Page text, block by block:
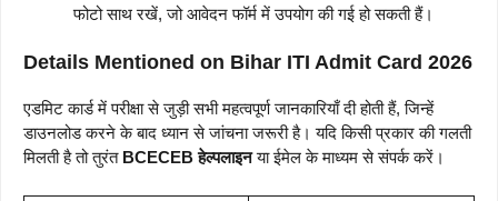
फोटो साथ रखें, जो आवेदन फॉर्म में उपयोग की गई हो सकती हैं।
Details Mentioned on Bihar ITI Admit Card 2026
एडमिट कार्ड में परीक्षा से जुड़ी सभी महत्वपूर्ण जानकारियाँ दी होती हैं, जिन्हें
डाउनलोड करने के बाद ध्यान से जांचना जरूरी है। यदि किसी प्रकार की गलती
मिलती है तो तुरंत BCECEB हेल्पलाइनया ईमेल के माध्यम से संपर्क करें।